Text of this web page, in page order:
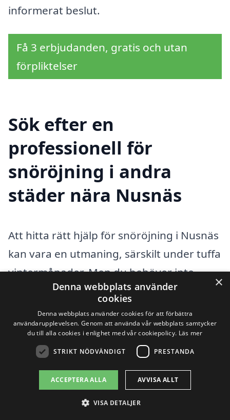
informerat beslut.
Få 3 erbjudanden, gratis och utan
förpliktelser
Sök efter en
professionell för
snöröjning i andra
städer nära Nusnäs
Att hitta rätt hjälp för snöröjning i Nusnäs
kan vara en utmaning, särskilt under tuffa
vintermånader. Men du behöver inte
stressa, eftersom det finns flera alternativ
i närområdet. Vi på xn--snrjning-pris-
jmbb.se är här för att hjälpa dig att hitta
ett pålitligt företag för snöröjning,
privata bostad eller för ett företag.
×
Denna webbplats använder
cookies
Denna webbplats använder cookies för att förbättra
användarupplevelsen. Genom att använda vår webbplats samtycker
du till alla cookies i enlighet med vår cookiepolicy. Läs mer
STRIKT NÖDVÄNDIGT PRESTANDA
ACCEPTERA ALLA AVVISA ALLT
VISA DETALJER